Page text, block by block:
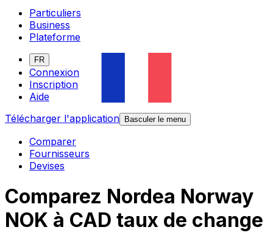
Particuliers
Business
Plateforme
FR
Connexion
Inscription
Aide
Télécharger l'application
Basculer le menu
Comparer
Fournisseurs
Devises
Comparez Nordea Norway
NOK à CAD taux de change